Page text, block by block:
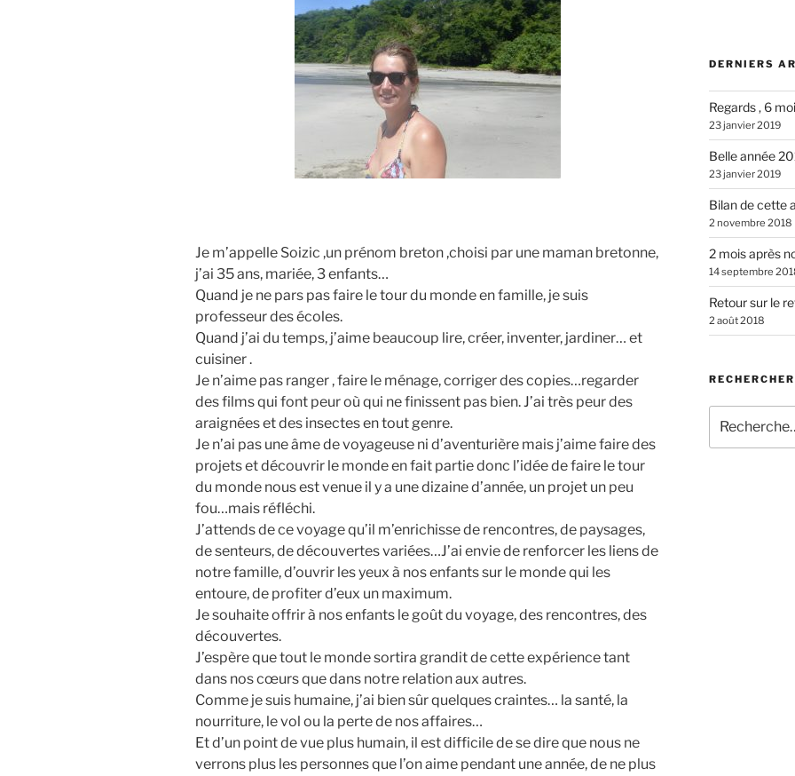
Je m’appelle Soizic ,un prénom breton ,choisi par une maman bretonne,
j’ai 35 ans, mariée, 3 enfants…
Quand je ne pars pas faire le tour du monde en famille, je suis
professeur des écoles.
Quand j’ai du temps, j’aime beaucoup lire, créer, inventer, jardiner… et
cuisiner .
Je n’aime pas ranger , faire le ménage, corriger des copies…regarder
des films qui font peur où qui ne finissent pas bien. J’ai très peur des
araignées et des insectes en tout genre.
Je n’ai pas une âme de voyageuse ni d’aventurière mais j’aime faire des
projets et découvrir le monde en fait partie donc l’idée de faire le tour
du monde nous est venue il y a une dizaine d’année, un projet un peu
fou…mais réfléchi.
J’attends de ce voyage qu’il m’enrichisse de rencontres, de paysages,
de senteurs, de découvertes variées…J’ai envie de renforcer les liens de
notre famille, d’ouvrir les yeux à nos enfants sur le monde qui les
entoure, de profiter d’eux un maximum.
Je souhaite offrir à nos enfants le goût du voyage, des rencontres, des
découvertes.
J’espère que tout le monde sortira grandit de cette expérience tant
dans nos cœurs que dans notre relation aux autres.
Comme je suis humaine, j’ai bien sûr quelques craintes… la santé, la
nourriture, le vol ou la perte de nos affaires…
Et d’un point de vue plus humain, il est difficile de se dire que nous ne
verrons plus les personnes que l’on aime pendant une année, de ne plus
DERNIERS
Regards , 6
23 janvier 2019
Belle année
23 janvier 2019
Bilan de cette
2 novembre 2018
2 mois après
14 septembre
Retour sur le
2 août 2018
RECHERCHER
pour
: